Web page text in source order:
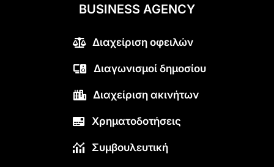
BUSINESS AGENCY
Διαχείριση οφειλών
Διαγωνισμοί δημοσίου
Διαχείριση ακινήτων
Χρηματοδοτήσεις
Συμβουλευτική